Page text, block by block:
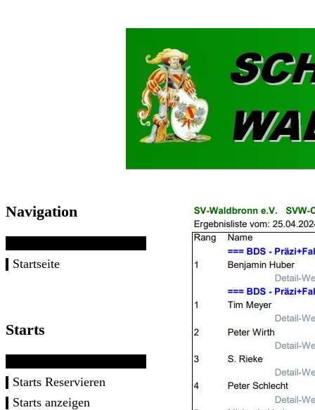
Navigation
Startseite
Starts
Starts Reservieren
Starts anzeigen